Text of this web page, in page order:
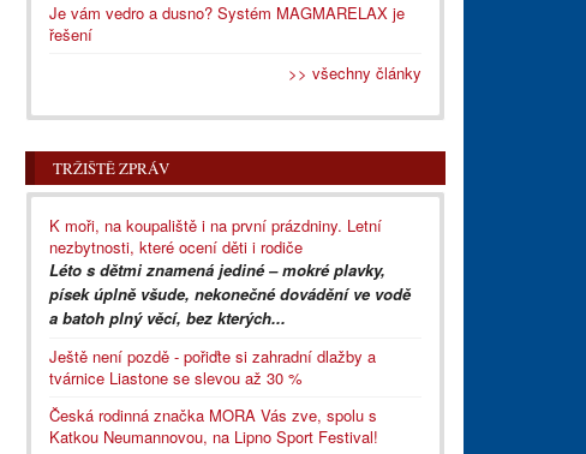
Je vám vedro a dusno? Systém MAGMARELAX je
řešení
>> všechny články
TRŽIŠTĚ ZPRÁV
K moři, na koupaliště i na první prázdniny. Letní
nezbytnosti, které ocení děti i rodiče
Léto s dětmi znamená jediné – mokré plavky,
písek úplně všude, nekonečné dovádění ve vodě
a batoh plný věcí, bez kterých...
Ještě není pozdě - pořiďte si zahradní dlažby a
tvárnice Liastone se slevou až 30 %
Česká rodinná značka MORA Vás zve, spolu s
Katkou Neumannovou, na Lipno Sport Festival!